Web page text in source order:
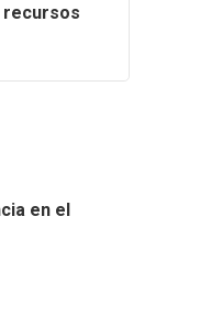
recursos
en el